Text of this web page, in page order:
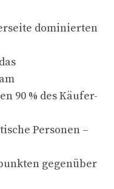
dominierten
90 % des Käufer-
Personen –
gegenüber